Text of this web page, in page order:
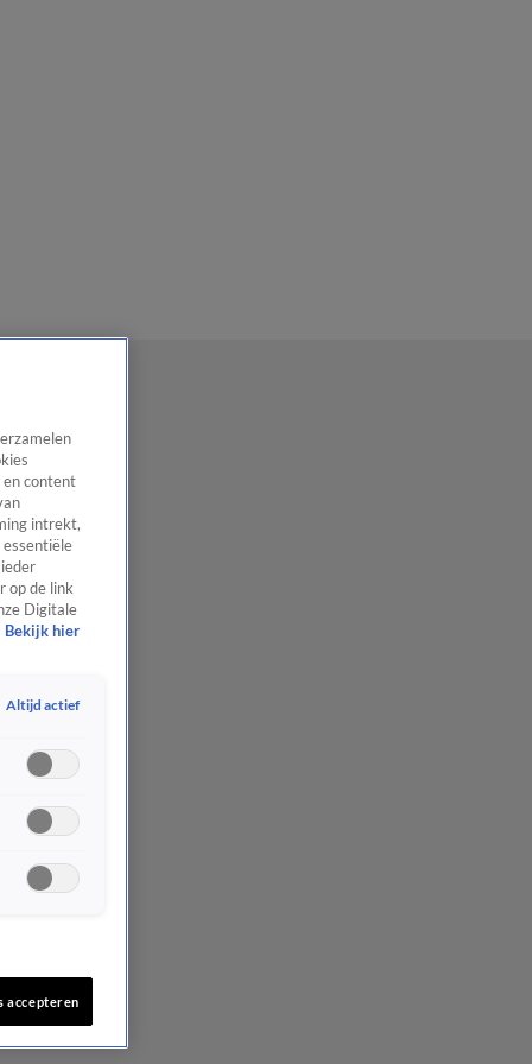
en content
intrekt,
op de link
Digitale
Bekijk hier
Altijd actief
accepteren